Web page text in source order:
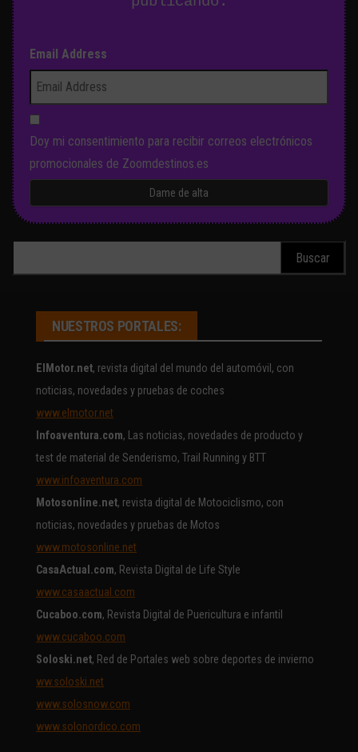
Email Address
Doy mi consentimiento para recibir correos electrónicos
promocionales de Zoomdestinos.es
NUESTROS PORTALES:
ElMotor.net, revista digital del mundo del automóvil, con
noticias, novedades y pruebas de coches
www.elmotor.net
Infoaventura.com, Las noticias, novedades de producto y
test de material de Senderismo, Trail Running y BTT
www.infoaventura.com
Motosonline.net, revista digital de Motociclismo, con
noticias, novedades y pruebas de Motos
www.motosonline.net
CasaActual.com, Revista Digital de Life Style
www.casaactual.com
Cucaboo.com, Revista Digital de Puericultura e infantil
www.cucaboo.com
Soloski.net, Red de Portales web sobre deportes de invierno
ww.soloski.net
www.solosnow.com
www.solonordico.com